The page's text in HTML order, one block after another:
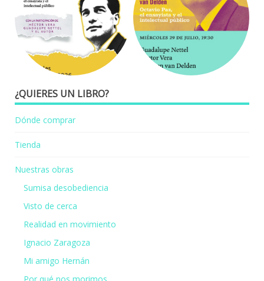
¿QUIERES UN LIBRO?
Dónde comprar
Tienda
Nuestras obras
Sumisa desobediencia
Visto de cerca
Realidad en movimiento
Ignacio Zaragoza
Mi amigo Hernán